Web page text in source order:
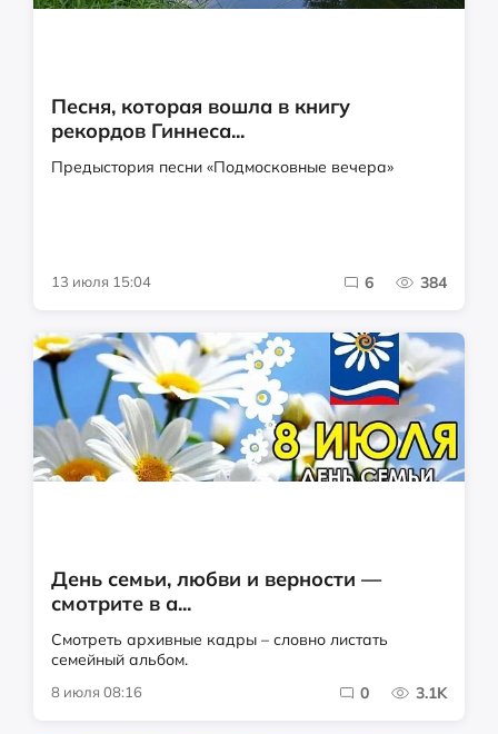
Песня, которая вошла в книгу
рекордов Гиннеса...
Предыстория песни «Подмосковные вечера»
13 июля 15:04 6 384
День семьи, любви и верности —
смотрите в а...
Смотреть архивные кадры – словно листать
семейный альбом.
8 июля 08:16 0 3.1K